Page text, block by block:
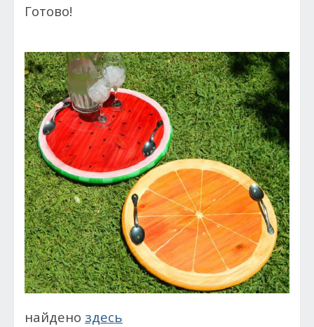
Готово!
найдено здесь